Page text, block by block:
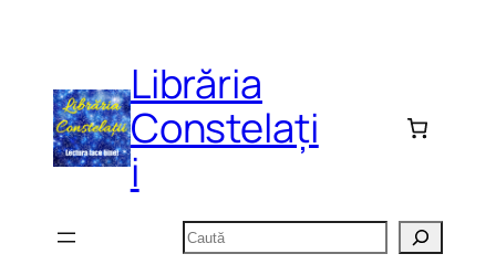
Librăria
Constelați
i
Caută